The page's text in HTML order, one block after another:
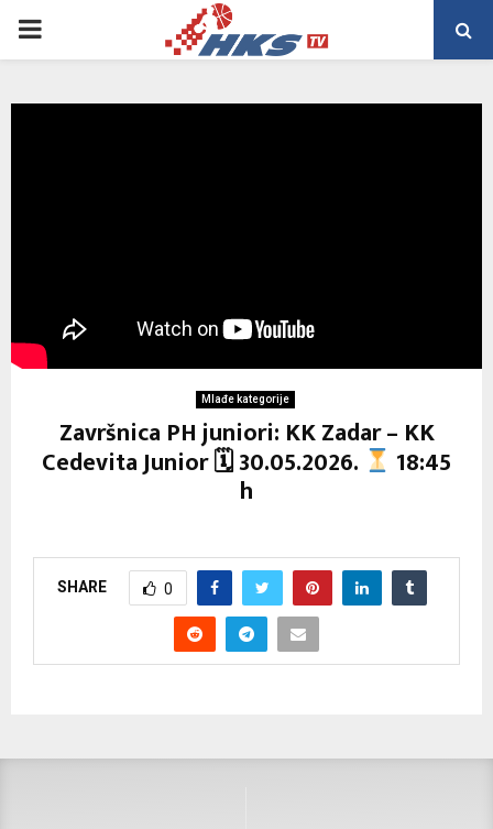
PRIMARY
Mlađe kategorije
Završnica PH juniori: KK Zadar – KK
Cedevita Junior 🗓 30.05.2026. 18:45
h
SHARE 0